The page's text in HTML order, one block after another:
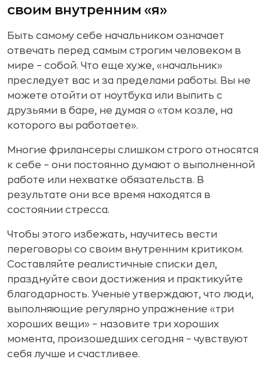
своим внутренним «я»
Быть самому себе начальником означает
отвечать перед самым строгим человеком в
мире – собой. Что еще хуже, «начальник»
преследует вас и за пределами работы. Вы не
можете отойти от ноутбука или выпить с
друзьями в баре, не думая о «том козле, на
которого вы работаете».
Многие фрилансеры слишком строго относятся
к себе – они постоянно думают о выполненной
работе или нехватке обязательств. В
результате они все время находятся в
состоянии стресса.
Чтобы этого избежать, научитесь вести
переговоры со своим внутренним критиком.
Составляйте реалистичные списки дел,
празднуйте свои достижения и практикуйте
благодарность. Ученые утверждают, что люди,
выполняющие регулярно упражнение «три
хороших вещи» – назовите три хороших
момента, произошедших сегодня – чувствуют
себя лучше и счастливее.